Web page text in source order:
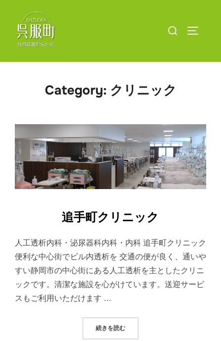
ツ
検
Category: クリニック
追手町クリニック
人工透析内科・泌尿器科内科・内科 追手町クリニック
便利な中心街でビル内透析を 交通の便が良く、通いや
すい静岡市の中心街にある人工透析を主としたクリニ
ックです。清潔な施設を心がけています。送迎サービ
スもご利用いただけます …
続きを読む“追手町クリニック”